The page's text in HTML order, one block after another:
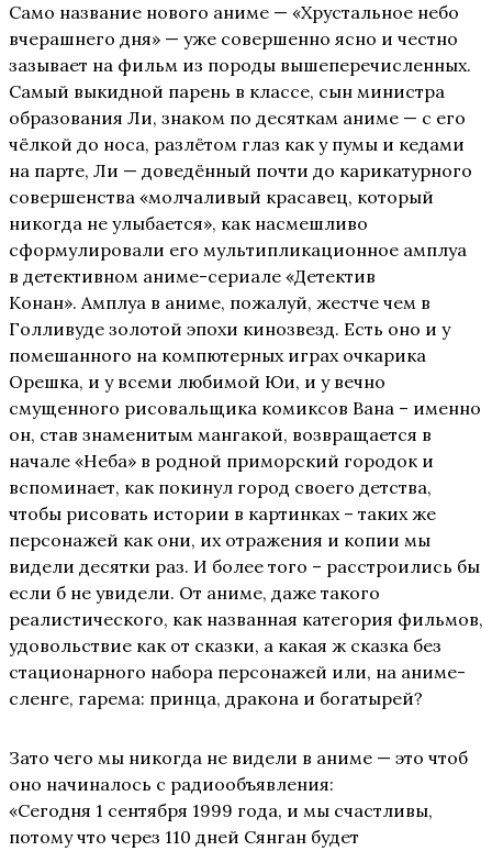
Само название нового аниме — «Хрустальное небо
вчерашнего дня» — уже совершенно ясно и честно
зазывает на фильм из породы вышеперечисленных.
Самый выкидной парень в классе, сын министра
образования Ли, знаком по десяткам аниме — с его
чёлкой до носа, разлётом глаз как у пумы и кедами
на парте, Ли — доведённый почти до карикатурного
совершенства «молчаливый красавец, который
никогда не улыбается», как насмешливо
сформулировали его мультипликационное амплуа
в детективном аниме-сериале «Детектив
Конан». Амплуа в аниме, пожалуй, жестче чем в
Голливуде золотой эпохи кинозвезд. Есть оно и у
помешанного на компютерных играх очкарика
Орешка, и у всеми любимой Юи, и у вечно
смущенного рисовальщика комиксов Вана – именно
он, став знаменитым мангакой, возвращается в
начале «Неба» в родной приморский городок и
вспоминает, как покинул город своего детства,
чтобы рисовать истории в картинках – таких же
персонажей как они, их отражения и копии мы
видели десятки раз. И более того – расстроились бы
если б не увидели. От аниме, даже такого
реалистического, как названная категория фильмов,
удовольствие как от сказки, а какая ж сказка без
стационарного набора персонажей или, на аниме-
сленге, гарема: принца, дракона и богатырей?
Зато чего мы никогда не видели в аниме — это чтоб
оно начиналось с радиообъявления:
«Сегодня 1 сентября 1999 года, и мы счастливы,
потому что через 110 дней Сянган будет